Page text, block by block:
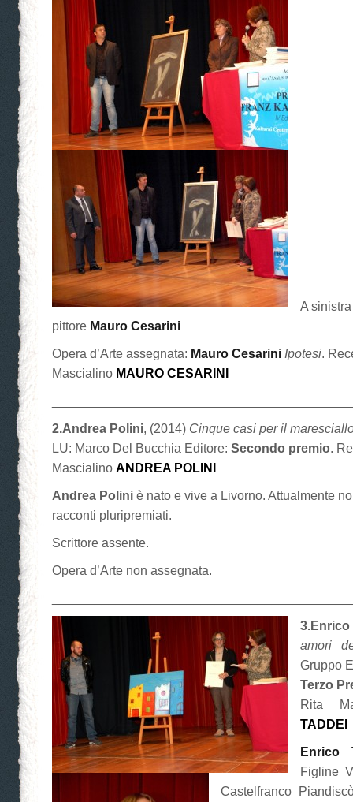
A
pittore Mauro Cesarini
Opera d’Arte assegnata: Mauro Cesarini Ipotesi.
Mascialino MAURO CESARINI
2.Andrea Polini, (2014) Cinque casi per il
LU: Marco Del Bucchia Editore: Secondo premio.
Mascialino ANDREA POLINI
Andrea Polini è nato e vive a Livorno. Attualmente
racconti pluripremiati.
Scrittore assente.
Opera d’Arte non assegnata.
amori
Gruppo
Terzo
Rita
TADDEI
Enrico
Figline
Castelfranco